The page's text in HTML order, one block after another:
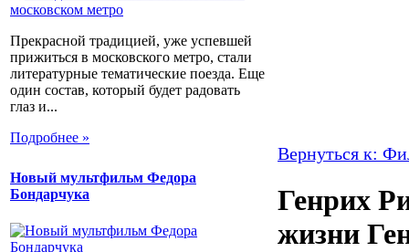
Прекрасной традицией, уже успевшей
прижиться в московского метро, стали
литературные тематические поезда. Еще
один состав, который будет радовать
глаз и...
Подробнее »
Новый мультфильм Федора
Бондарчука
Вернуться к:
Генрих
жизни